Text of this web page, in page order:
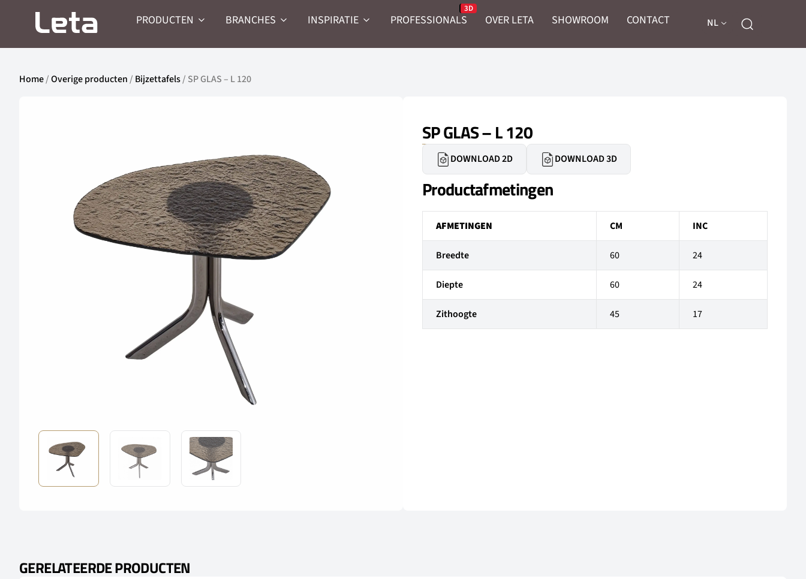
PRODUCTEN BRANCHES INSPIRATIE PROFESSIONALS OVER LETA SHOWROOM CONTACT NL
Home/Overige producten/ Bijzettafels/ SP GLAS – L 120
SP GLAS – L 120
DOWNLOAD 2D DOWNLOAD 3D
Productafmetingen
AFMETINGEN CM INC
Breedte 60 24
Diepte 60 24
Zithoogte 45 17
GERELATEERDE PRODUCTEN